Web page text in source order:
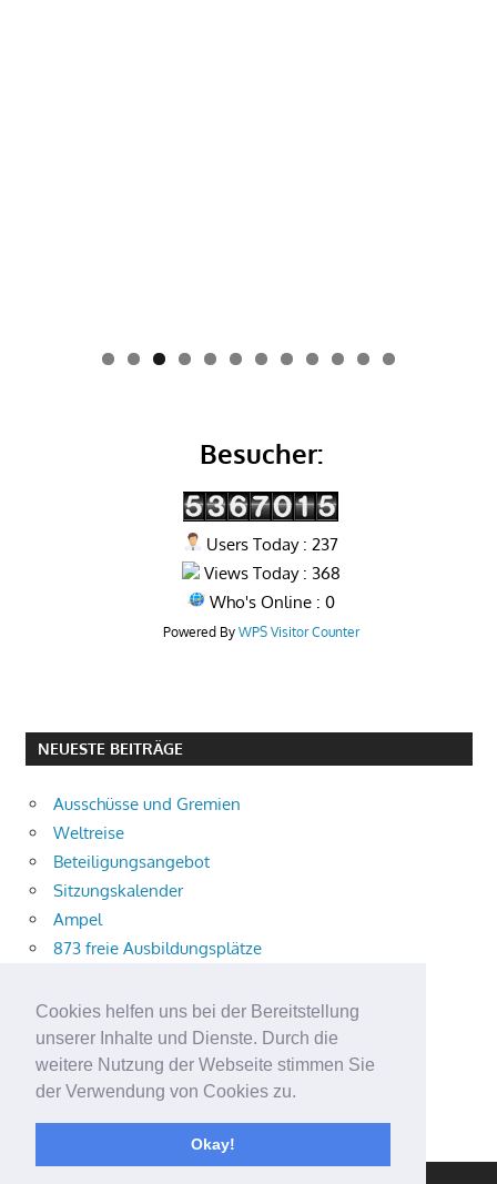
Cookies helfen uns bei der Bereitstellung
unserer Inhalte und Dienste. Durch die
weitere Nutzung der Webseite stimmen Sie
der Verwendung von Cookies zu.
Okay!
0 1 2
Besucher:
Users Today : 237
Views Today : 368
Who's Online : 0
Powered By WPS Visitor Counter
NEUESTE BEITRÄGE
Ausschüsse und Gremien
Weltreise
Beteiligungsangebot
Sitzungskalender
Ampel
873 freie Ausbildungsplätze
Aktuelle Verkehrsmeldungen
Terracliff
Wärmeplanung
Demokratie-Tag 2026
Neuer Jahrgang